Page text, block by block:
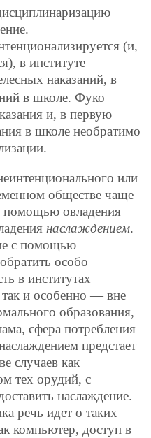
(и,
в институте
наказаний, в
в школе. Фуко
и, в первую
в школе необратимо
или
обществе чаще
помощью овладения
наслаждением.
с помощью
особо
в институтах
так и особенно — вне
образования,
сфера потребления
предстает
случаев как
тех орудий, с
наслаждение.
речь идет о таких
компьютер, доступ в